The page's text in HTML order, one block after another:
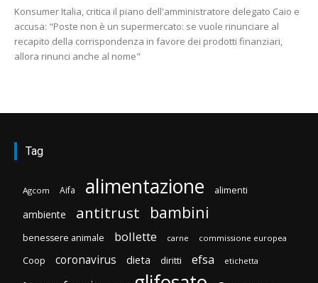
Konsumer Italia, critica il piano dell'amministratore delegato Caio e
accusa: "Poste non è un supermercato: se vuole rinunciare al
recapito della corrispondenza in favore dei prodotti finanziari,
allora rinunci anche al nome"
Tag
Agcom Aifa alimentazione alimenti
ambiente antitrust bambini
benessere animale bollette carne commissione europea
Coop coronavirus dieta diritti efsa etichetta